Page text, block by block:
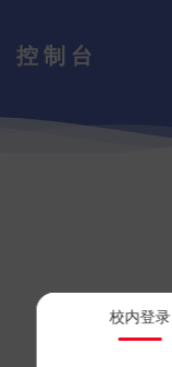
控制台
校内登录